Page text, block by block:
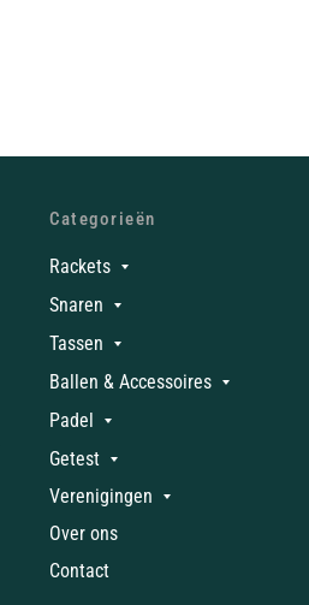
Categorieën
Rackets
Snaren
Tassen
Ballen & Accessoires
Padel
Getest
Verenigingen
Over ons
Contact